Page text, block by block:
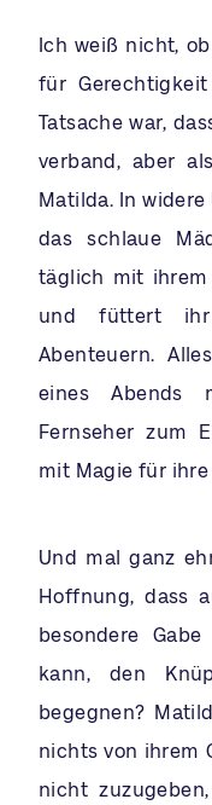
Ich weiß nicht,
für
Tatsache war,
verband, aber
Matilda. In
das schlaue
täglich mit ihrem
und füttert
Abenteuern.
eines Abends
Fernseher zum
mit Magie für
Und mal ganz
Hoffnung, dass
besondere
kann, den
begegnen?
nichts von ihrem
nicht